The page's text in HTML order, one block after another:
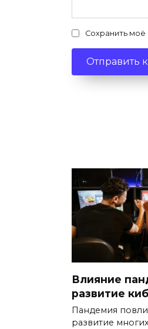
Сохранить
Влияние
развитие
Пандемия
развитие